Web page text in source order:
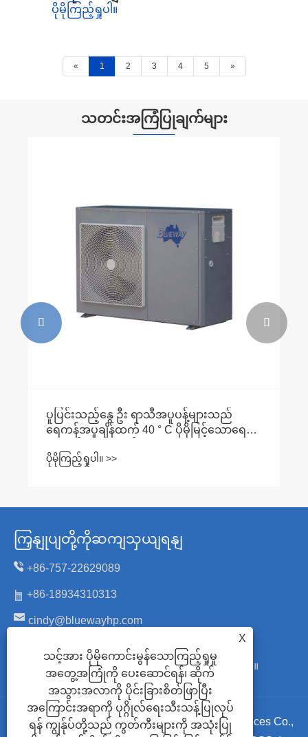
ပိုမိုကြည့်ရှုပါ။
« 1 2 3 4 5 »
သတင်းအကြံပြုချက်များ
ပူပြင်းသည့်နွေ ဦး ရာသီအပူပန့်များသည်
ရေကန်အပူချိန်ထက် 40 ° C ပိုမိုမြင့်သောရေ
ပိုမိုကြည့်ရှုပါ။ >>
 
ကြှနျုပျတို့ကိုဆကျသှယျရနျ
+86-757-22629089
+86-18934310313
cindy@bluewayhp.com
အမှတ် ၆၊ Zhanye လမ်း၊ Honggang စက်မှုဇုန်၊
Daliang၊ Shunde၊ Foshan၊ Guangdong၊ တရုတ်။
မူပိုင်ခွင့် © 2024 Foshan Blueway Electric Appliances Co.,
X
သင့်အား ပိုမိုကောင်းမွန်သောကြည့်ရှုမှု
အတွေ့အကြုံကို ပေးဆောင်ရန်၊ ဆိုက်
အသွားအလာကို ပိုင်းခြားစိတ်ဖြာပြီး
အကြောင်းအရာကို ပုဂ္ဂိုလ်ရေးသီးသန့်ပြုလုပ်
ရန် ကျွန်ုပ်တို့သည် ကွတ်ကီးများကို အသုံးပြု